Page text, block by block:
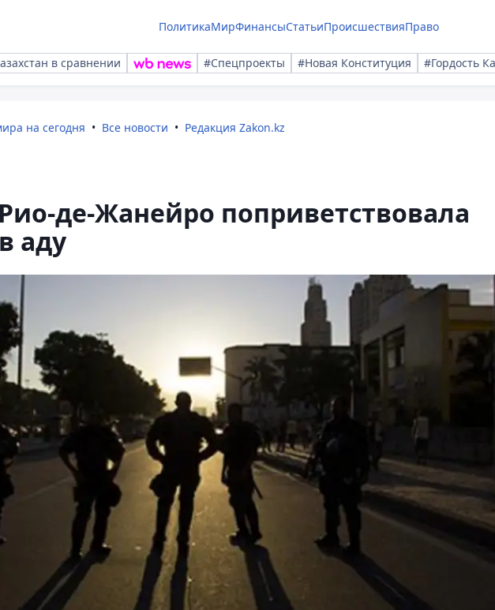
ПолитикаМирФинансыСтатьиПроисшествияПраво
в сравнении #Спецпроекты #Новая Конституция #Гордость
на сегодня Все новости Редакция Zakon.kz
де-Жанейро поприветствовала
аду